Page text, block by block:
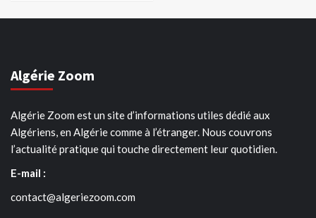
Algérie Zoom
Algérie Zoom est un site d’informations utiles dédié aux
Algériens, en Algérie comme à l’étranger. Nous couvrons
l’actualité pratique qui touche directement leur quotidien.
E-mail :
contact@algeriezoom.com